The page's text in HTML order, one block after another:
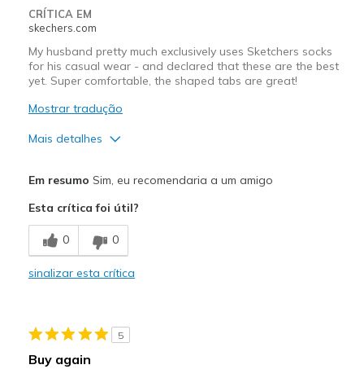
CRÍTICA EM
skechers.com
My husband pretty much exclusively uses Sketchers socks
for his casual wear - and declared that these are the best
yet. Super comfortable, the shaped tabs are great!
Mostrar tradução
Mais detalhes
Breathe Well
Comfortable
Melhores utilizações
Em resumo Sim, eu recomendaria a um amigo
Esta crítica foi útil?
0 0
sinalizar esta crítica
5
Buy again